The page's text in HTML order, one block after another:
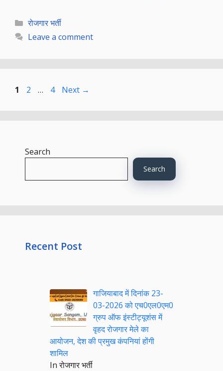
Categories
रोजगार भर्ती
Leave a comment
Page
1 Page
2 … Page
4 Next →
Search
Search
Recent Post
गाजियाबाद में दिनांक 23-
03-2026 को एच0एल0एम0
ग्रुप ऑफ इंस्टीट्यूशंस में
वृहद रोजगार मेले का
आयोजन, देश की प्रमुख कंपनियां होंगी
शामिल
In रोजगार भर्ती